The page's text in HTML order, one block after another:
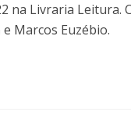
na Livraria Leitura.
e Marcos Euzébio.